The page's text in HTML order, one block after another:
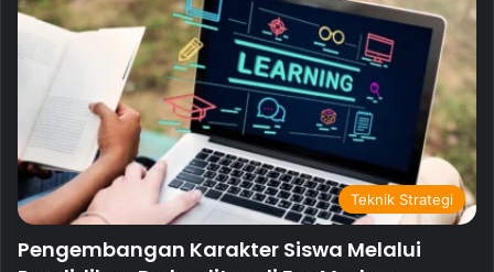
Teknik Strategi
Pengembangan Karakter Siswa Melalui